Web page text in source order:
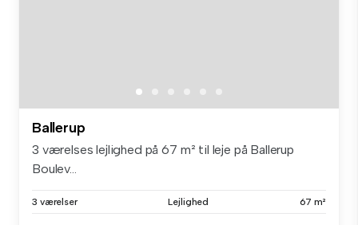
Ballerup
3 værelses lejlighed på 67 m² til leje på Ballerup
Boulev...
3 værelser Lejlighed 67 m²